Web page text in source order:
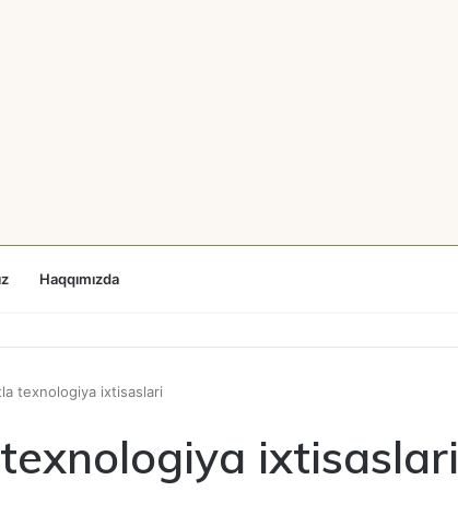
Haqqımızda
texnologiya ixtisaslari
ixtisaslari